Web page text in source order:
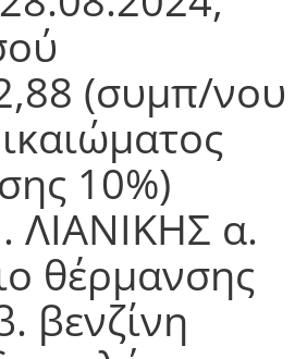
(συμπ/νου
10%)
ΛΙΑΝΙΚΗΣ α.
θέρμανσης
βενζίνη